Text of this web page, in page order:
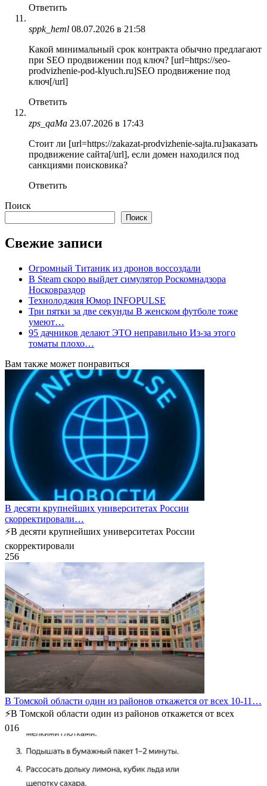
Ответить
sppk_heml 08.07.2026 в 21:58
Какой минимальный срок контракта обычно предлагают
при SEO продвижении под ключ? [url=https://seo-
prodvizhenie-pod-klyuch.ru]SEO продвижение под
ключ[/url]
Ответить
zps_qaMa 23.07.2026 в 17:43
Стоит ли [url=https://zakazat-prodvizhenie-sajta.ru]заказать
продвижение сайта[/url], если домен находился под
санкциями поисковика?
Ответить
Поиск
Поиск
Свежие записи
Огромный Титаник из дронов воссоздали
В Steam скоро выйдет симулятор Роскомнадзора
Носковраздор
Технолоджия Юмор INFOPULSE
Три пятки за две секунды В женском футболе тоже
умеют…
95 дачников делают ЭТО неправильно Из-за этого
томаты плохо…
Вам также может понравиться
В десяти крупнейших университетах России
скорректировали…
⚡️В десяти крупнейших университетах России
скорректировали
256
В Томской области один из районов откажется от всех 10-11…
⚡️В Томской области один из районов откажется от всех
016